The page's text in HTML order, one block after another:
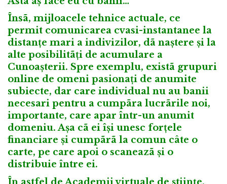
Însã, mijloacele tehnice actuale, ce
permit comunicarea cvasi-instantanee la
distanțe mari a indivizilor, dã naștere și la
alte posibilitãți de acumulare a
Cunoașterii. Spre exemplu, existã grupuri
online de omeni pasionați de anumite
subiecte, dar care individual nu au banii
necesari pentru a cumpãra lucrãrile noi,
importante, care apar într-un anumit
domeniu. Așa cã ei își unesc forțele
financiare și cumpãrã la comun câte o
carte, pe care apoi o scaneazã și o
distribuie între ei.